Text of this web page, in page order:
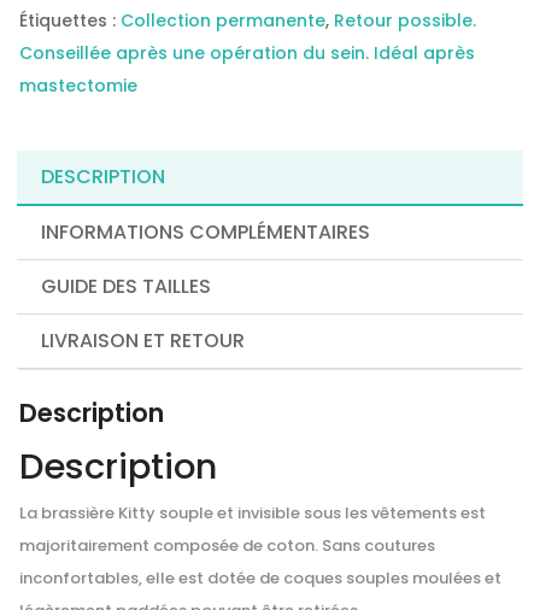
EN
COTON
IDÉAL
POUR
RADIOTHÉRAPIE-
AMOENA
Étiquettes : Collection permanente, Retour possible.
Conseillée après une opération du sein. Idéal après
mastectomie
DESCRIPTION
INFORMATIONS COMPLÉMENTAIRES
GUIDE DES TAILLES
LIVRAISON ET RETOUR
Description
Description
La brassière Kitty souple et invisible sous les vêtements est
majoritairement composée de coton. Sans coutures
inconfortables, elle est dotée de coques souples moulées et